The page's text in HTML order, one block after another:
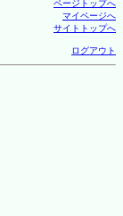
ページトップへ
マイページへ
サイトトップへ
ログアウト